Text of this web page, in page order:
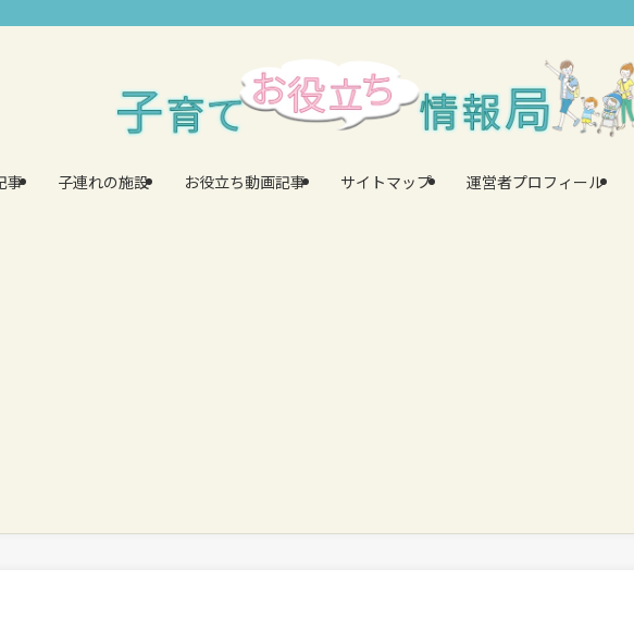
事 子連れの施設 お役立ち動画記事 サイトマップ 運営者プロフィール